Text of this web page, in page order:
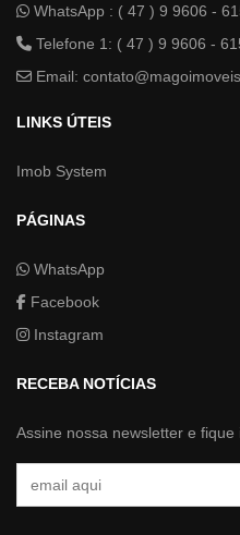
WhatsApp : ( 47 ) 9 9606 -
Telefone 1: ( 47 ) 9 9606 -
Email:
LINKS ÚTEIS
Imob System
PÁGINAS
WhatsApp
Facebook
Instagram
RECEBA NOTÍCIAS
Assine nossa newsletter e